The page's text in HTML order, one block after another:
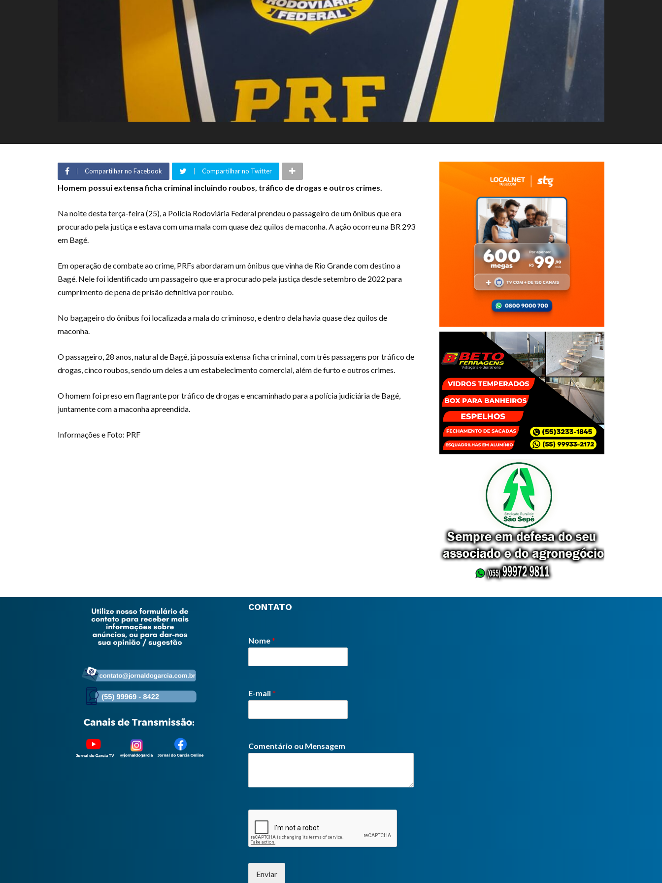
Compartilhar no Facebook Compartilhar no Twitter
Homem possui extensa ficha criminal incluindo roubos, tráfico de drogas e outros crimes.
Na noite desta terça-feira (25), a Policia Rodoviária Federal prendeu o passageiro de um ônibus que era
procurado pela justiça e estava com uma mala com quase dez quilos de maconha. A ação ocorreu na BR 293
em Bagé.
Em operação de combate ao crime, PRFs abordaram um ônibus que vinha de Rio Grande com destino a
Bagé. Nele foi identificado um passageiro que era procurado pela justiça desde setembro de 2022 para
cumprimento de pena de prisão definitiva por roubo.
No bagageiro do ônibus foi localizada a mala do criminoso, e dentro dela havia quase dez quilos de
maconha.
O passageiro, 28 anos, natural de Bagé, já possuía extensa ficha criminal, com três passagens por tráfico de
drogas, cinco roubos, sendo um deles a um estabelecimento comercial, além de furto e outros crimes.
O homem foi preso em flagrante por tráfico de drogas e encaminhado para a polícia judiciária de Bagé,
juntamente com a maconha apreendida.
Informações e Foto: PRF
CONTATO
Nome*
E-mail *
Comentário ou Mensagem
Enviar